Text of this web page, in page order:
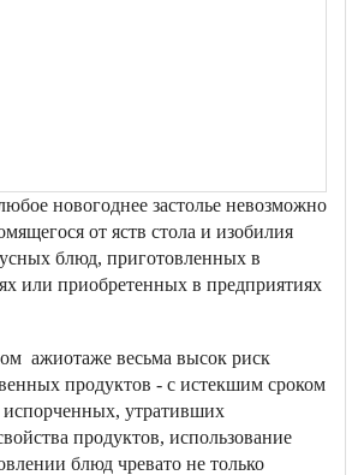
новогоднее застолье невозможно
от яств стола и изобилия
блюд, приготовленных в
или приобретенных в предприятиях
ажиотаже весьма высок риск
продуктов - с истекшим сроком
утративших
продуктов, использование
блюд чревато не только